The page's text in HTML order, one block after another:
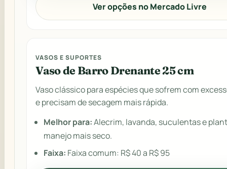
Ver opções no Mercado Livre
VASOS E SUPORTES
Vaso de Barro Drenante 25 cm
Vaso clássico para espécies que sofrem com
e precisam de secagem mais rápida.
Melhor para:Alecrim, lavanda, suculentas e
manejo mais seco.
Faixa: Faixa comum: R$ 40 a R$ 95